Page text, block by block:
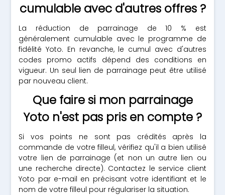
cumulable avec d'autres offres ?
La réduction de parrainage de 10 % est
généralement cumulable avec le programme de
fidélité Yoto. En revanche, le cumul avec d'autres
codes promo actifs dépend des conditions en
vigueur. Un seul lien de parrainage peut être utilisé
par nouveau client.
Que faire si mon parrainage
Yoto n'est pas pris en compte ?
Si vos points ne sont pas crédités après la
commande de votre filleul, vérifiez qu'il a bien utilisé
votre lien de parrainage (et non un autre lien ou
une recherche directe). Contactez le service client
Yoto par e-mail en précisant votre identifiant et le
nom de votre filleul pour régulariser la situation.